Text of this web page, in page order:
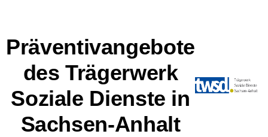
Inhalt
Präventivangebote
des Trägerwerk
Soziale Dienste in
Sachsen-Anhalt